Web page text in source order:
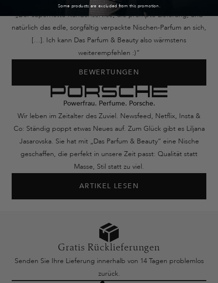
Wir sind ein 5/5 Sterne Shop! ★★★★★
„Der supernette Kundenservice, die prompte Lieferung, und
natürlich das edle, sorgfältig verpackte Nischen-Parfum an sich,
[…]. Ich kann Das Parfum & Beauty also wärmstens
weiterempfehlen :)“
BEWERTUNGEN
Powerfrau. Perfume. Porsche.
Wir leben im Zeitalter des Zuviel. Newsfeed, Netflix, Insta &
Co: Ständig poppt etwas Neues auf. Zum Glück gibt es Liljana
Jasarovska. Sie hat mit „Das Parfum & Beauty“ eine Nische
geschaffen, die perfekt in unsere Zeit passt: Qualität statt
Masse, Stil statt zu viel.
ARTIKEL LESEN
Gratis Rücklieferungen
Senden Sie Ihre Lieferung innerhalb von 14 Tagen problemlos
zurück.
Some products are excluded from this promotion.